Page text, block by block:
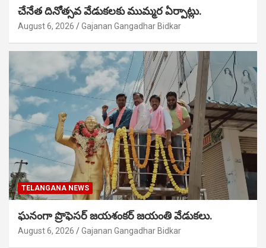
చేనేత దినోత్సవ వేడుకలకు ముమ్మర ఏర్పాట్లు.
August 6, 2026 Gajanan Gangadhar Bidkar
TELANGANA NEWS
ఘనంగా ప్రొఫెసర్ జయశంకర్ జయంతి వేడుకలు.
August 6, 2026 Gajanan Gangadhar Bidkar